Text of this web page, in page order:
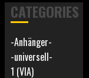
CATEGORIES
-Anhänger-
-universell-
1 (VIA)